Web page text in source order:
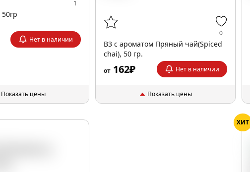
1
Нет в наличии
Показать цены
0
B3 с ароматом Пряный чай(Spiced
chai), 50 гр.
от 162₽ Нет в наличии
Показать цены
ХИТ